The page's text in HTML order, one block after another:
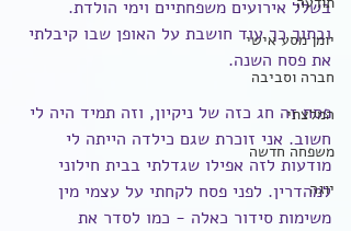
יומן מסע אישי
חברה וסביבה
המלצתי
משפחה חדשה
יוגה
בשלל אירועים משפחתיים וימי הולדת.
ובתוך כך עוד חושבת על האופן שבו קיבלתי
את פסח השנה.
פסח זה חג כזה של ניקיון, וזה תמיד היה לי
חשוב. אני זוכרת שגם כילדה הייתה לי
מודעות לזה אפילו שגדלתי בבית חילוני
למהדרין. לפני פסח לקחתי על עצמי מין
משימות סידור כאלה - כמו לסדר את